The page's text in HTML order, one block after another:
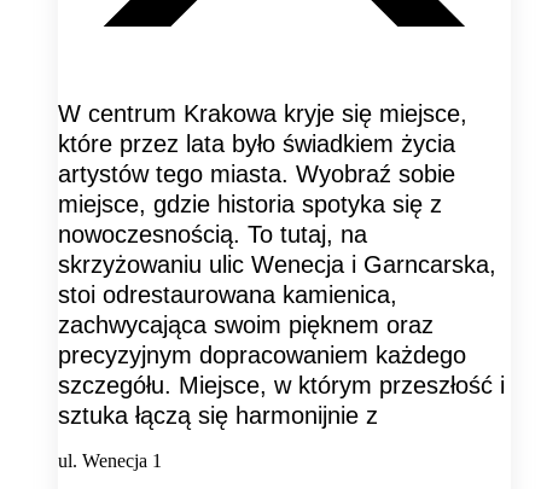
W centrum Krakowa kryje się miejsce,
które przez lata było świadkiem życia
artystów tego miasta. Wyobraź sobie
miejsce, gdzie historia spotyka się z
nowoczesnością. To tutaj, na
skrzyżowaniu ulic Wenecja i Garncarska,
stoi odrestaurowana kamienica,
zachwycająca swoim pięknem oraz
precyzyjnym dopracowaniem każdego
szczegółu. Miejsce, w którym przeszłość i
sztuka łączą się harmonijnie z
ul. Wenecja 1